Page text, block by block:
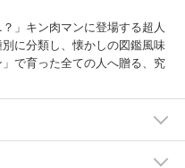
」キン肉マンに登場する超人
に分類し、懐かしの図鑑風味
で育った全ての人へ贈る、究